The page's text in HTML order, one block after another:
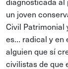
un joven
Civil Patrimonial
es… radical y en
alguien que sí
civilistas de que